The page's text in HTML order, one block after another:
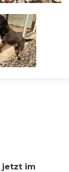
jetzt im